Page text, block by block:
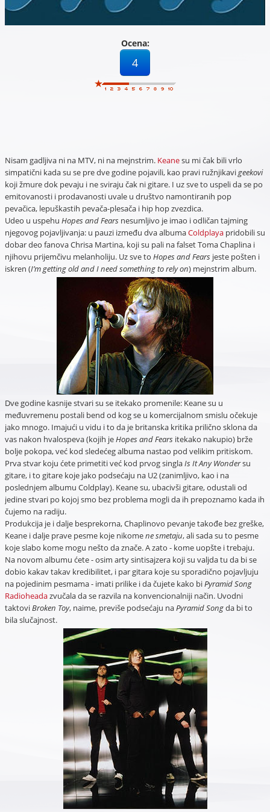
Ocena:
4
Nisam gadljiva ni na MTV, ni na mejnstrim. Keanesu mi čak bili vrlo
simpatični kada su se pre dve godine pojavili, kao pravi ružnjikavigeekovi
koji žmure dok pevaju i ne sviraju čak ni gitare. I uz sve to uspeli da se po
emitovanosti i prodavanosti uvale u društvo namontiranih pop
pevačica, lepuškastih pevača-plesača i hip hop zvezdica.
Udeo u uspehu Hopes and Fearsnesumljivo je imao i odličan tajming
njegovog pojavljivanja: u pauzi između dva albumaColdplayapridobili su
dobar deo fanova Chrisa Martina, koji su pali na falset Toma Chaplina i
njihovu prijemčivu melanholiju. Uz sve to Hopes and Fearsjeste pošten i
iskren (I’m getting old and I need something to rely on) mejnstrim album.
Dve godine kasnije stvari su se itekako promenile: Keane su u
međuvremenu postali bend od kog se u komercijalnom smislu očekuje
jako mnogo. Imajući u vidu i to da je britanska kritika prilično sklona da
vas nakon hvalospeva (kojih jeHopes and Fearsitekako nakupio) brže
bolje pokopa, već kod sledećeg albuma nastao pod velikim pritiskom.
Prva stvar koju ćete primetiti već kod prvog singlaIs It Any Wondersu
gitare, i to gitare koje jako podsećaju na U2 (zanimljivo, kao i na
poslednjem albumu Coldplay). Keane su, ubacivši gitare, odustali od
jedine stvari po kojoj smo bez problema mogli da ih prepoznamo kada ih
čujemo na radiju.
Produkcija je i dalje besprekorna, Chaplinovo pevanje takođe bez greške,
Keane i dalje prave pesme koje nikomene smetaju, ali sada su to pesme
koje slabo kome mogu nešto da znače. A zato - kome uopšte i trebaju.
Na novom albumu ćete - osim arty sintisajzera koji su valjda tu da bi se
dobio kakav takav kredibilitet, i par gitara koje su sporadično pojavljuju
na pojedinim pesmama - imati prilike i da čujete kako biPyramid Song
Radioheadazvučala da se razvila na konvencionalniji način. Uvodni
taktoviBroken Toy, naime, previše podsećaju naPyramid Songda bi to
bila slučajnost.